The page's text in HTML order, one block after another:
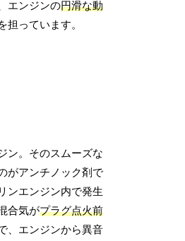
エンジンの円滑な動
担っています。
ン。そのスムーズな
がアンチノック剤で
ンエンジン内で発生
合気がプラグ点火前
、エンジンから異音